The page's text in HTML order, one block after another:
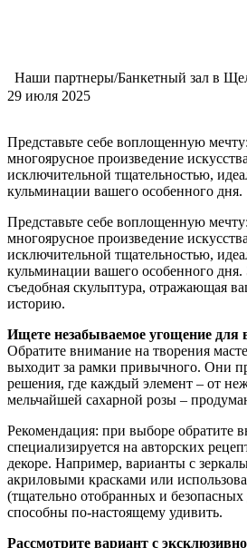
Наши партнеры/Банкетный зал в
29 июля 2025
Представьте себе воплощенную
многоярусное произведение
исключительной тщательностью,
кульминации вашего особенного дня.
Представьте себе воплощенную
многоярусное произведение
исключительной тщательностью,
кульминации вашего особенного дня.
съедобная скульптура, отражающая
историю.
Ищете незабываемое угощение для
Обратите внимание на творения
выходит за рамки привычного. Они
решения, где каждый элемент – от
мельчайшей сахарной розы –
Рекомендация: при выборе обратите
специализируется на авторских
декоре. Например, варианты с
акриловыми красками или
(тщательно отобранных и безопасных
способны по-настоящему удивить.
Рассмотрите вариант с